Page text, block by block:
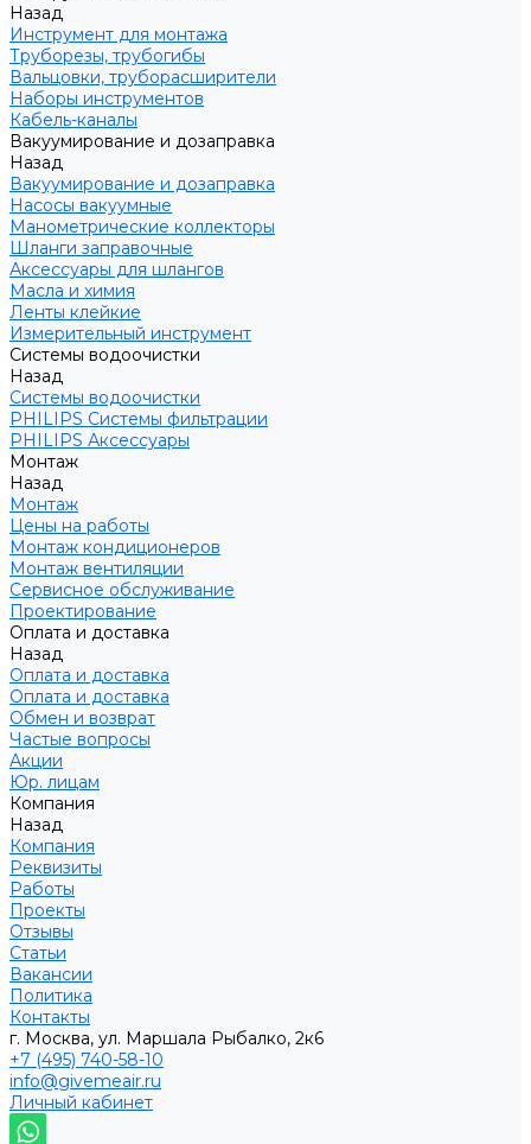
Назад
Инструмент для монтажа
Труборезы, трубогибы
Вальцовки, труборасширители
Наборы инструментов
Кабель-каналы
Вакуумирование и дозаправка
Назад
Вакуумирование и дозаправка
Насосы вакуумные
Манометрические коллекторы
Шланги заправочные
Аксессуары для шлангов
Масла и химия
Ленты клейкие
Измерительный инструмент
Системы водоочистки
Назад
Системы водоочистки
PHILIPS Системы фильтрации
PHILIPS Аксессуары
Монтаж
Назад
Монтаж
Цены на работы
Монтаж кондиционеров
Монтаж вентиляции
Сервисное обслуживание
Проектирование
Оплата и доставка
Назад
Оплата и доставка
Оплата и доставка
Обмен и возврат
Частые вопросы
Акции
Юр. лицам
Компания
Назад
Компания
Реквизиты
Работы
Проекты
Отзывы
Статьи
Вакансии
Политика
Контакты
г. Москва, ул. Маршала Рыбалко, 2к6
+7 (495) 740-58-10
info@givemeair.ru
Личный кабинет